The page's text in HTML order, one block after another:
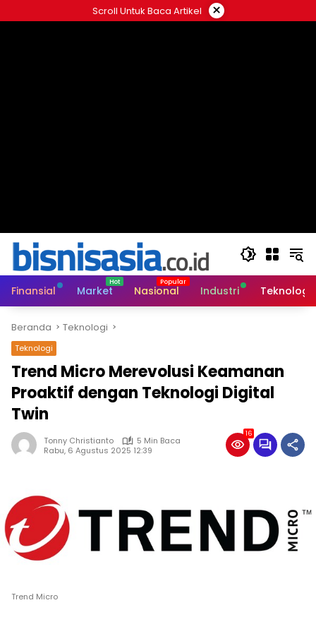
ke
Scroll Untuk Baca Artikel ×
Finansial Market Nasional Industri Teknologi
Beranda Teknologi
Teknologi
Trend Micro Merevolusi Keamanan
Proaktif dengan Teknologi Digital
Twin
Tonny Christianto
5 Min Baca
Rabu, 6 Agustus 2025 12:39
16
Trend Micro